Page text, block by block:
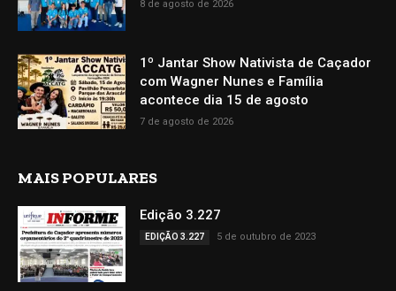
8 de agosto de 2026
1º Jantar Show Nativista de Caçador
com Wagner Nunes e Família
acontece dia 15 de agosto
7 de agosto de 2026
MAIS POPULARES
Edição 3.227
EDIÇÃO 3.227 5 de outubro de 2023